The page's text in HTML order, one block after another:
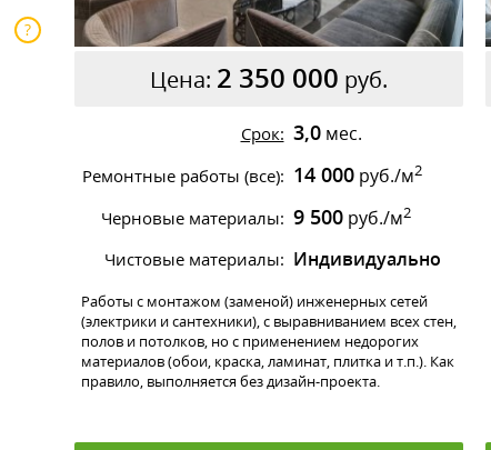
?
Цена: 2 350 000 руб.
Срок: 3,0мес.
Ремонтные работы (все): 14 000руб./м2
Черновые материалы: 9 500руб./м2
Чистовые материалы: Индивидуально
Работы с монтажом (заменой) инженерных сетей
(электрики и сантехники), с выравниванием всех стен,
полов и потолков, но с применением недорогих
материалов (обои, краска, ламинат, плитка и т.п.). Как
правило, выполняется без дизайн-проекта.